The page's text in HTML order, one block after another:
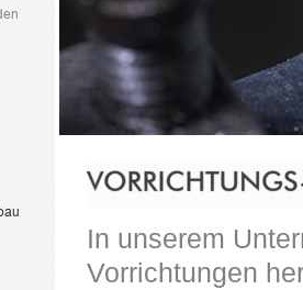
In unserem
Vorrichtungen